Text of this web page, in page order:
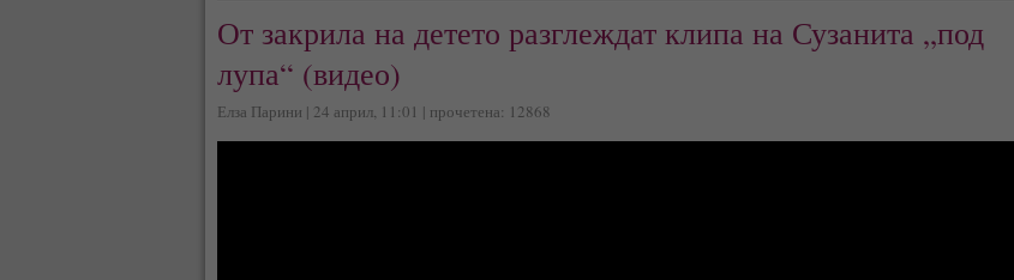
От закрила на детето разглеждат клипа на Сузанита „под
лупа“ (видео)
Елза Парини | 24 април, 11:01 | прочетена: 12868